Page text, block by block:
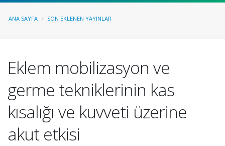
ANA SAYFA SON EKLENEN YAYINLAR
Eklem mobilizasyon ve
germe tekniklerinin kas
kısalığı ve kuvveti üzerine
akut etkisi